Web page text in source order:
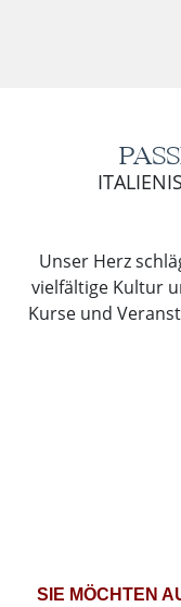
Unser Herz
vielfältige Kultur
Kurse und
SIE MÖCHTEN